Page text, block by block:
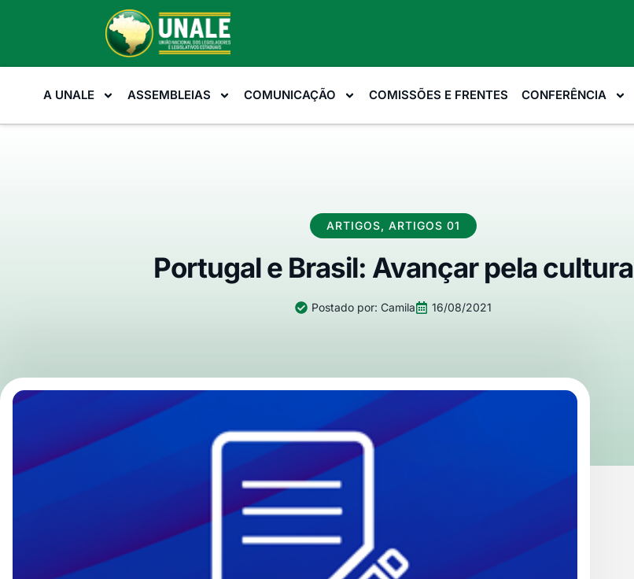
A UNALE ASSEMBLEIAS COMUNICAÇÃO COMISSÕES E FRENTES CONFERÊNCIA
ARTIGOS, ARTIGOS 01
Portugal e Brasil: Avançar pela cultura
Postado por: Camila 16/08/2021